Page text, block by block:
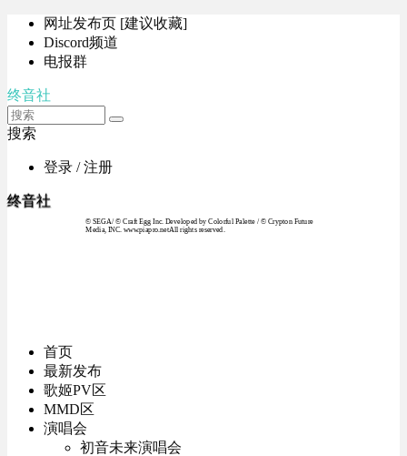
网址发布页 [建议收藏]
Discord频道
电报群
终音社
搜索
登录 / 注册
终音社
© SEGA / © Craft Egg Inc. Developed by Colorful Palette / © Crypton Future
Media, INC. www.piapro.netAll rights reserved.
首页
最新发布
歌姬PV区
MMD区
演唱会
初音未来演唱会